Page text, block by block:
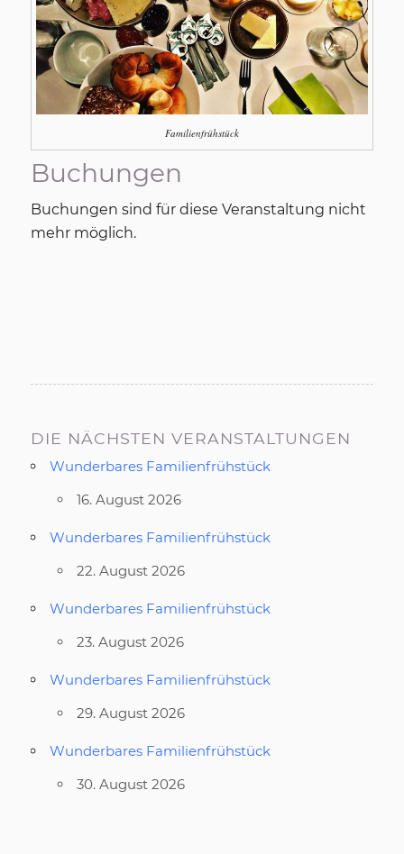
Familienfrühstück
Buchungen
Buchungen sind für diese Veranstaltung nicht
mehr möglich.
DIE NÄCHSTEN VERANSTALTUNGEN
Wunderbares Familienfrühstück
16. August 2026
Wunderbares Familienfrühstück
22. August 2026
Wunderbares Familienfrühstück
23. August 2026
Wunderbares Familienfrühstück
29. August 2026
Wunderbares Familienfrühstück
30. August 2026